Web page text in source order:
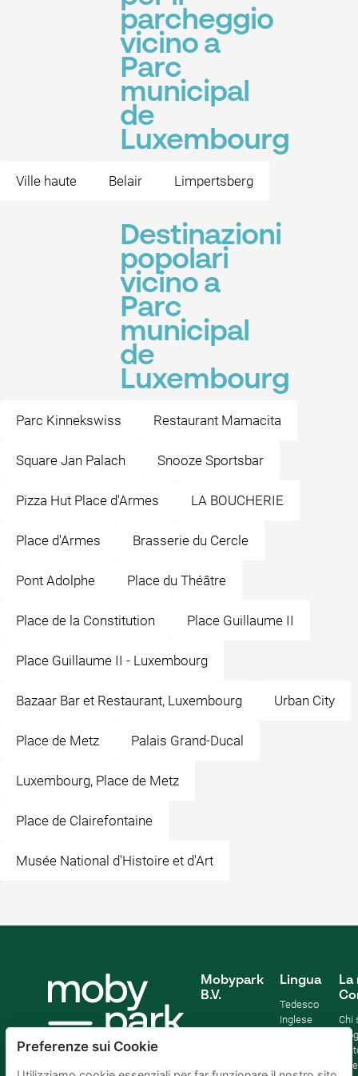
parcheggio
vicino a
Parc
municipal
de
Luxembourg
Ville haute Belair Limpertsberg
Destinazioni
popolari
vicino a
Parc
municipal
de
Luxembourg
Parc Kinnekswiss Restaurant Mamacita
Square Jan Palach Snooze Sportsbar
Pizza Hut Place d'Armes LA BOUCHERIE
Place d'Armes Brasserie du Cercle
Pont Adolphe Place du Théâtre
Place de la Constitution Place Guillaume II
Place Guillaume II - Luxembourg
Bazaar Bar et Restaurant, Luxembourg Urban City
Place de Metz Palais Grand-Ducal
Luxembourg, Place de Metz
Place de Clairefontaine
Musée National d'Histoire et d'Art
Mobypark
B.V.
Lingua
Tedesco
Inglese
La
Chi
Blog
Preferenze sui Cookie